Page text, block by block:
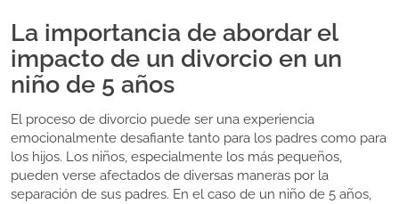
La importancia de abordar el
impacto de un divorcio en un
niño de 5 años
El proceso de divorcio puede ser una experiencia
emocionalmente desafiante tanto para los padres como para
los hijos. Los niños, especialmente los más pequeños,
pueden verse afectados de diversas maneras por la
separación de sus padres. En el caso de un niño de 5 años,